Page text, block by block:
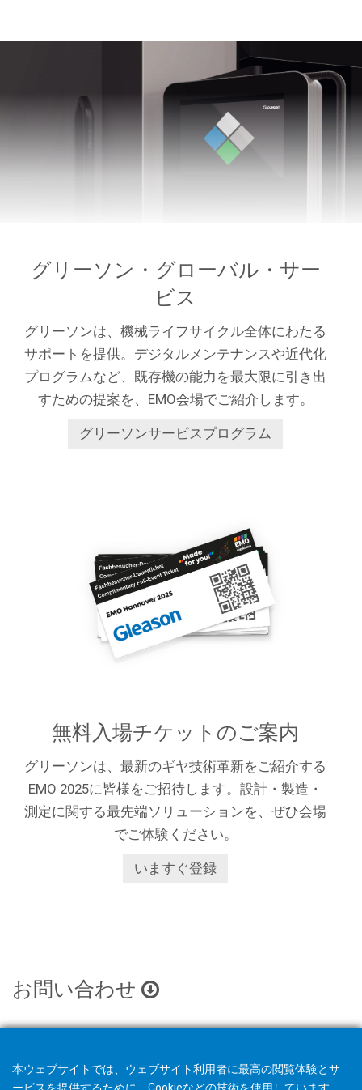
グリーソン・グローバル・サー
ビス
グリーソンは、機械ライフサイクル全体にわたる
サポートを提供。デジタルメンテナンスや近代化
プログラムなど、既存機の能力を最大限に引き出
すための提案を、EMO会場でご紹介します。
グリーソンサービスプログラム
無料入場チケットのご案内
グリーソンは、最新のギヤ技術革新をご紹介する
EMO 2025に皆様をご招待します。設計・製造・
測定に関する最先端ソリューションを、ぜひ会場
でご体験ください。
いますぐ登録
お問い合わせ
本ウェブサイトでは、ウェブサイト利用者に最高の閲覧体験とサ